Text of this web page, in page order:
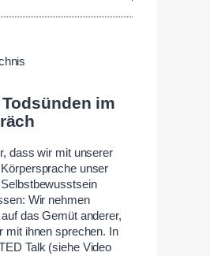
Todsünden im
dass wir mit unserer
unser
Wir nehmen
das Gemüt anderer,
mit ihnen sprechen. In
Talk (siehe Video